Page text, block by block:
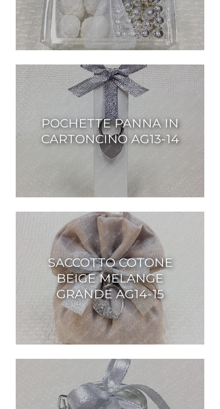
POCHETTE PANNA IN
CARTONCINO AG13-14
SACCOTTO COTONE
BEIGE MELANGE
GRANDE AG14-15